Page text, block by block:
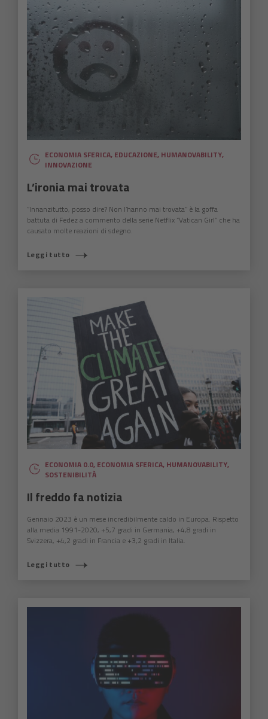
ECONOMIA SFERICA, EDUCAZIONE, HUMANOVABILITY,
INNOVAZIONE
L’ironia mai trovata
“Innanzitutto, posso dire? Non l’hanno mai trovata” è la goffa
battuta di Fedez a commento della serie Netflix “Vatican Girl” che ha
causato molte reazioni di sdegno.
Leggi tutto
ECONOMIA 0.0, ECONOMIA SFERICA, HUMANOVABILITY,
SOSTENIBILITÀ
Il freddo fa notizia
Gennaio 2023 è un mese incredibilmente caldo in Europa. Rispetto
alla media 1991-2020, +5,7 gradi in Germania, +4,8 gradi in
Svizzera, +4,2 gradi in Francia e +3,2 gradi in Italia.
Leggi tutto